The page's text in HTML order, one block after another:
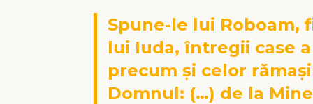
Spune-le lui Roboam,
lui Iuda, întregii case
precum și celor
Domnul: (…) de la